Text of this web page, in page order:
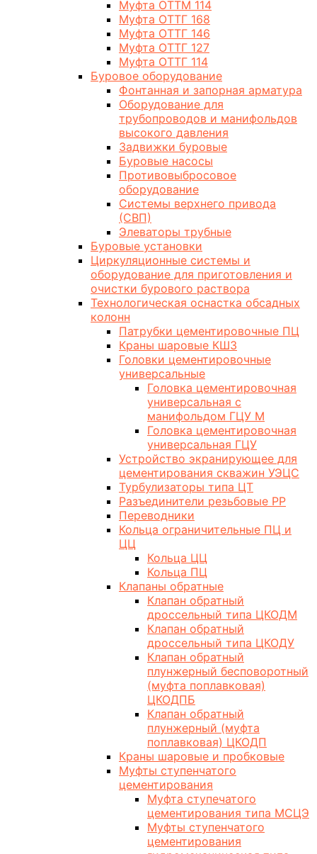
Муфта ОТТМ 114
Муфта ОТТГ 168
Муфта ОТТГ 146
Муфта ОТТГ 127
Муфта ОТТГ 114
Буровое оборудование
Фонтанная и запорная арматура
Оборудование для
трубопроводов и манифольдов
высокого давления
Задвижки буровые
Буровые насосы
Противовыбросовое
оборудование
Системы верхнего привода
(СВП)
Элеваторы трубные
Буровые установки
Циркуляционные системы и
оборудование для приготовления и
очистки бурового раствора
Технологическая оснастка обсадных
колонн
Патрубки цементировочные ПЦ
Краны шаровые КШЗ
Головки цементировочные
универсальные
Головка цементировочная
универсальная с
манифольдом ГЦУ М
Головка цементировочная
универсальная ГЦУ
Устройство экранирующее для
цементирования скважин УЭЦС
Турбулизаторы типа ЦТ
Разъединители резьбовые РР
Переводники
Кольца ограничительные ПЦ и
ЦЦ
Кольца ЦЦ
Кольца ПЦ
Клапаны обратные
Клапан обратный
дроссельный типа ЦКОДМ
Клапан обратный
дроссельный типа ЦКОДУ
Клапан обратный
плунжерный бесповоротный
(муфта поплавковая)
ЦКОДПБ
Клапан обратный
плунжерный (муфта
поплавковая) ЦКОДП
Краны шаровые и пробковые
Муфты ступенчатого
цементирования
Муфта ступечатого
цементирования типа МСЦЭ
Муфты ступенчатого
цементирования